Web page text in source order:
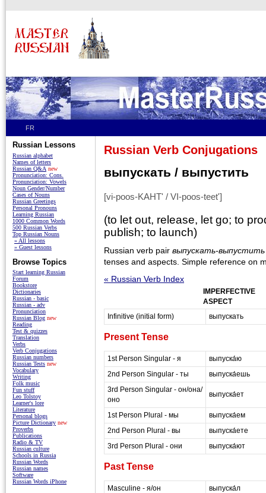
FR
Russian Verb Conjugations
выпускать / выпустить
[vi-poos-KAHT' / VI-poos-teet']
(to let out, release, let go; to
publish; to launch)
Russian verb pair выпускать-выпустить
tenses and aspects. Simple reference on
« Russian Verb Index
IMPERFECTIVE
ASPECT
Infinitive (initial form)
выпускать
Present Tense
1st Person Singular - я
выпуска́ю
2nd Person Singular - ты
выпуска́ешь
3rd Person Singular - он/она/
оно
выпуска́ет
1st Person Plural - мы
выпуска́ем
2nd Person Plural - вы
выпуска́ете
3rd Person Plural - они
выпуска́ют
Past Tense
Masculine - я/он
выпуска́л
Russian Lessons
Russian alphabet
Names of letters
Russian Q&A new
Pronunciation: Cons.
Pronunciation: Vowels
Noun Gender/Number
Cases of Nouns
Russian Greetings
Personal Pronouns
Learning Russian
1000 Common Words
500 Russian Verbs
Top Russian Nouns
» All lessons
» Guest lessons
Browse Topics
Start learning Russian
Forum
Bookstore
Dictionaries
Russian - basic
Russian - adv
Pronunciation
Russian Blog new
Reading
Test & quizzes
Translation
Verbs
Verb Conjugations
Russian numbers
Russian Tests new
Vocabulary
Writing
Folk music
Fun stuff
Leo Tolstoy
Learner's lore
Literature
Personal blogs
Picture Dictionary new
Proverbs
Publications
Radio & TV
Russian culture
Schools in Russia
Russian Words
Russian names
Software
Russian Words iPhone